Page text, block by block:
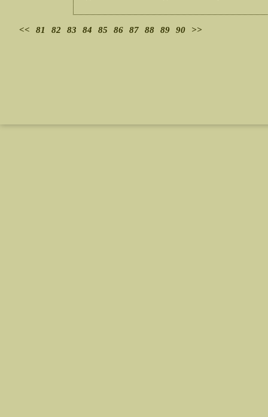
<< 81 82 83 84 85 86 87 88 89 90 >>